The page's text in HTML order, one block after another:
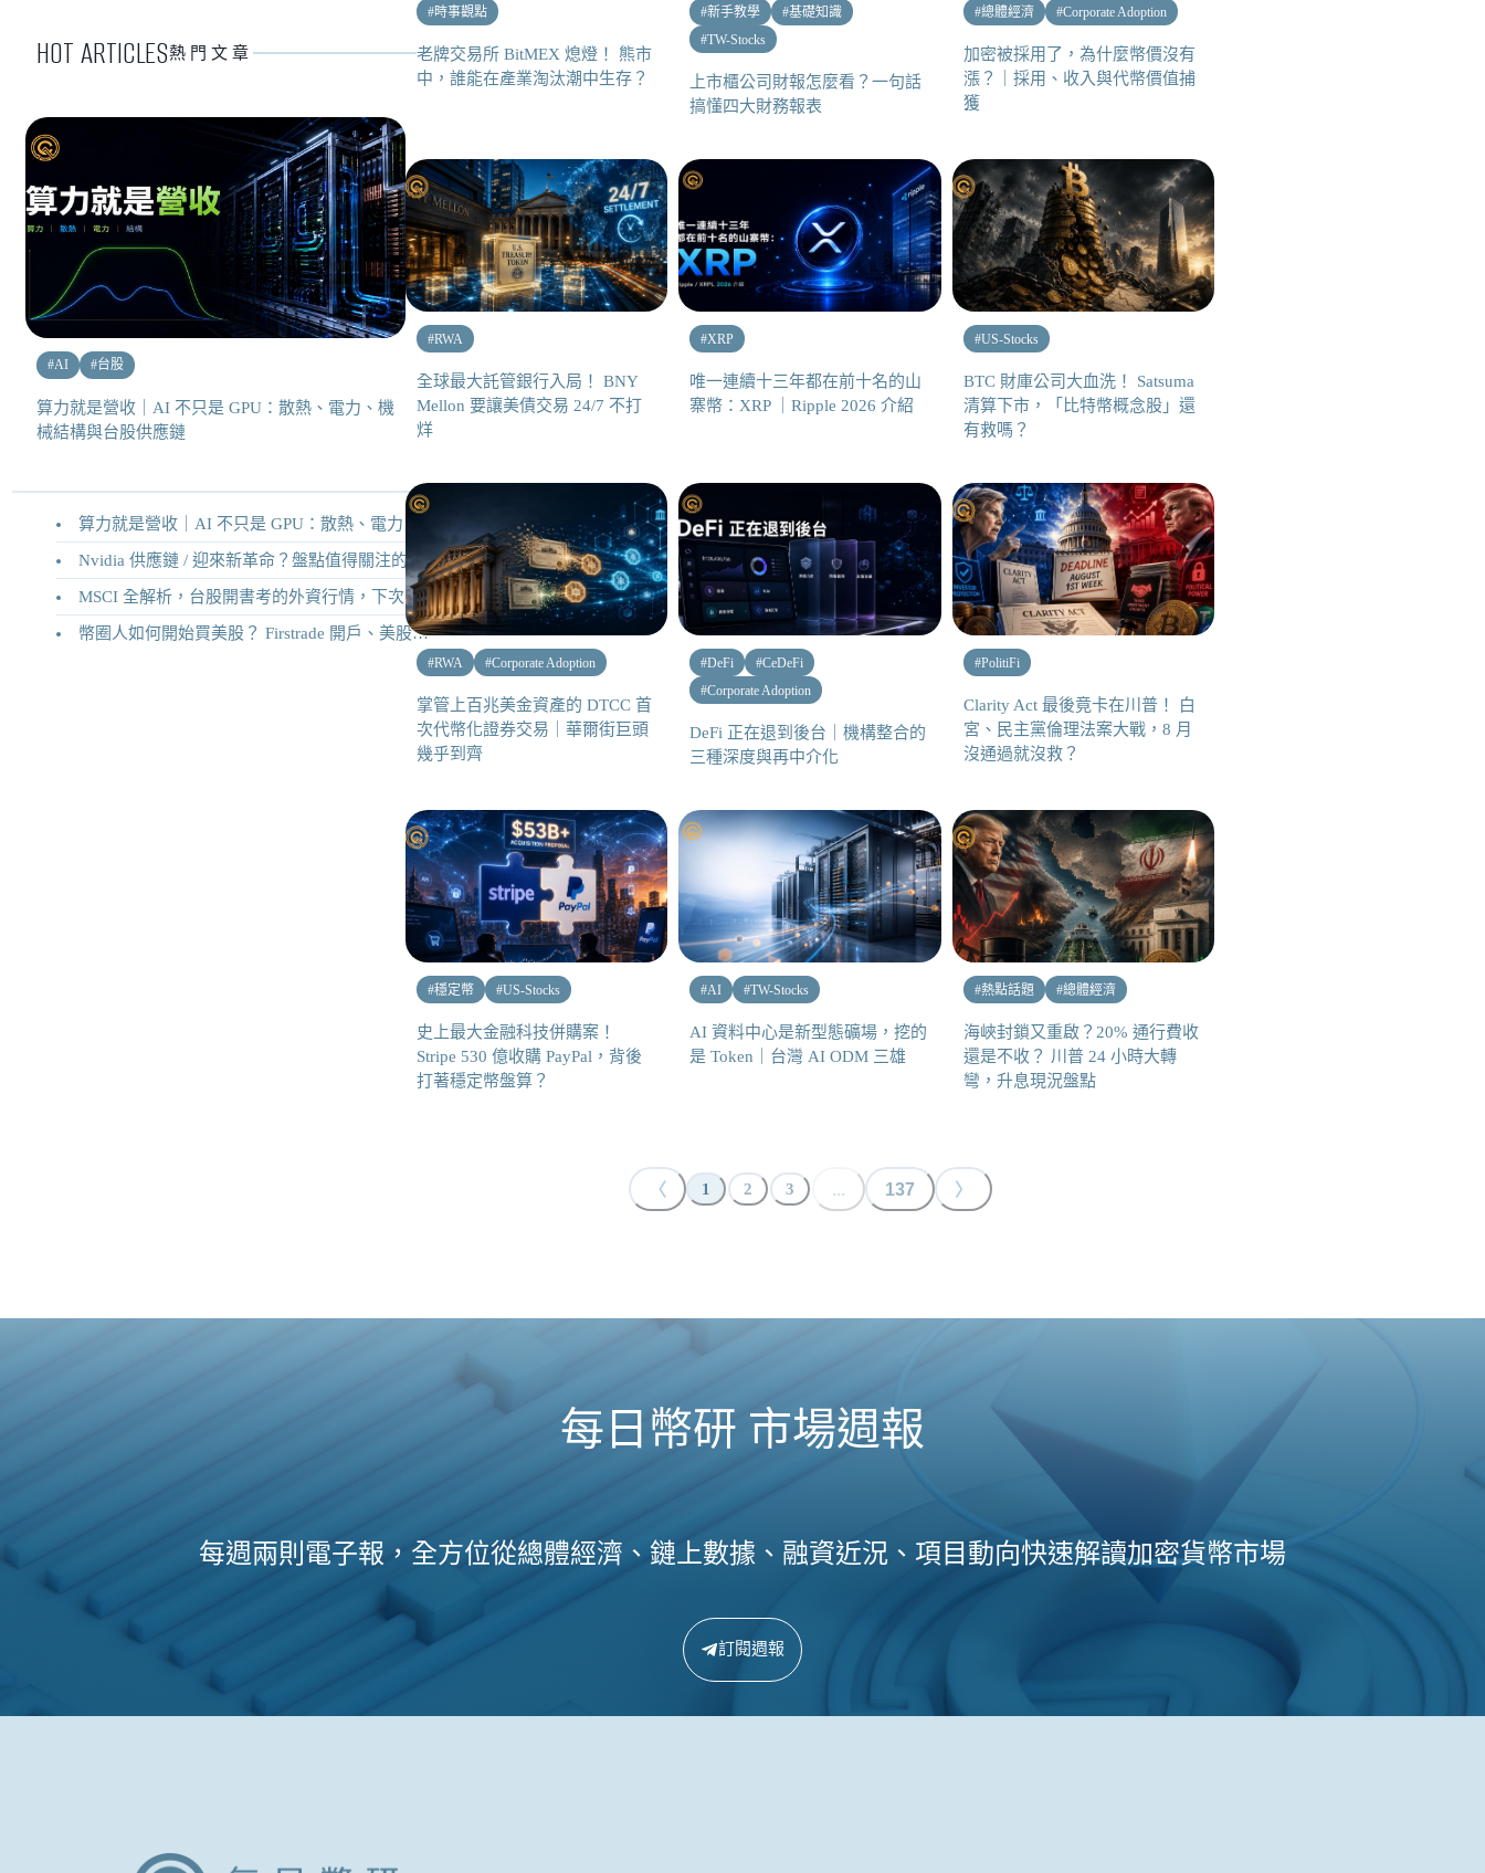
HOT ARTICLES熱門文章
#AI #台股
算力就是營收｜AI 不只是 GPU：散熱、電力、機
械結構與台股供應鏈
算力就是營收｜AI 不只是 GPU：散熱、電力、機械結構與台股供應鏈
Nvidia 供應鏈 / 迎來新革命？盤點值得關注的二十家供應鏈企業
MSCI 全解析，台股開書考的外資行情，下次調整你準備好了嗎？
幣圈人如何開始買美股？ Firstrade 開戶、美股交易機制完整教學
#時事觀點
老牌交易所 BitMEX 熄燈！ 熊市
中，誰能在產業淘汰潮中生存？
#新手教學 #基礎知識
#TW-Stocks
上市櫃公司財報怎麼看？一句話
搞懂四大財務報表
#總體經濟 #Corporate Adoption
加密被採用了，為什麼幣價沒有
漲？｜採用、收入與代幣價值捕
獲
#RWA
全球最大託管銀行入局！ BNY
Mellon 要讓美債交易 24/7 不打
烊
#XRP
唯一連續十三年都在前十名的山
寨幣：XRP ｜Ripple 2026 介紹
#US-Stocks
BTC 財庫公司大血洗！ Satsuma
清算下市，「比特幣概念股」還
有救嗎？
#RWA #Corporate Adoption
掌管上百兆美金資產的 DTCC 首
次代幣化證券交易｜華爾街巨頭
幾乎到齊
#DeFi #CeDeFi
#Corporate Adoption
DeFi 正在退到後台｜機構整合的
三種深度與再中介化
#PolitiFi
Clarity Act 最後竟卡在川普！ 白
宮、民主黨倫理法案大戰，8 月
沒通過就沒救？
#穩定幣 #US-Stocks
史上最大金融科技併購案！
Stripe 530 億收購 PayPal，背後
打著穩定幣盤算？
#AI #TW-Stocks
AI 資料中心是新型態礦場，挖的
是 Token｜台灣 AI ODM 三雄
#熱點話題 #總體經濟
海峽封鎖又重啟？20% 通行費收
還是不收？ 川普 24 小時大轉
彎，升息現況盤點
〈 1 2 3 ... 137 〉
每日幣研 市場週報
每週兩則電子報，全方位從總體經濟、鏈上數據、融資近況、項目動向快速解讀加密貨幣市場
訂閱週報